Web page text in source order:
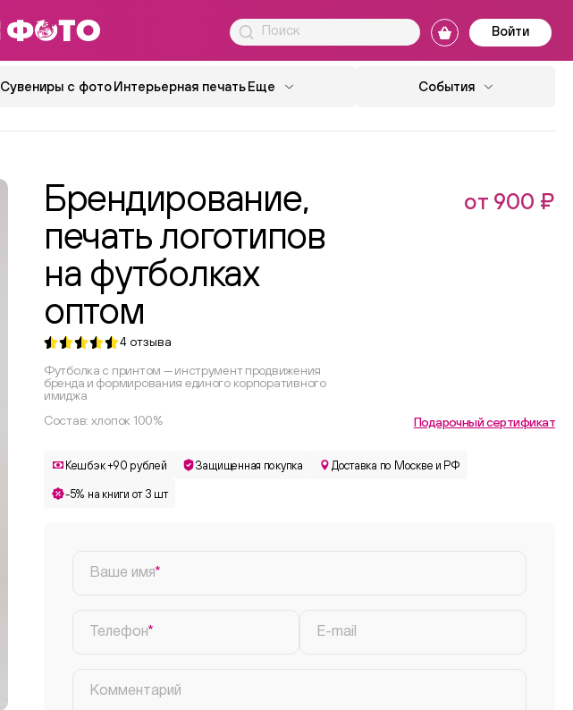
Войти
Сувениры с фото Интерьерная печать Еще События
Брендирование,
печать логотипов
на футболках
оптом
от 900 ₽
4 отзыва
Футболка с принтом — инструмент продвижения
бренда и формирования единого корпоративного
имиджа
Состав: хлопок 100%
Подарочный сертификат
Кешбэк +90 рублей Защищенная покупка Доставка по Москве и РФ
-5% на книги от 3 шт
Ваше имя
Телефон E-mail
Комментарий